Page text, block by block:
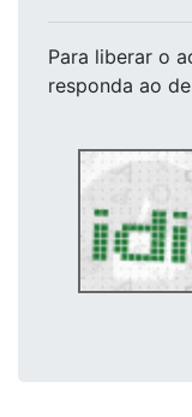
Para liberar o
responda ao